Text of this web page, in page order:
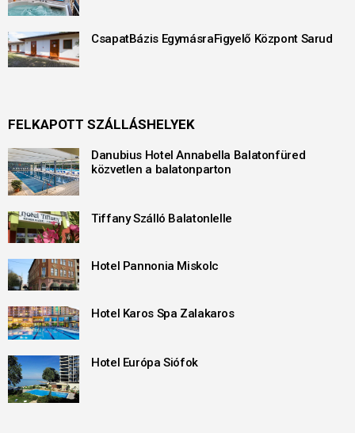
CsapatBázis EgymásraFigyelő Központ Sarud
FELKAPOTT SZÁLLÁSHELYEK
Danubius Hotel Annabella Balatonfüred
közvetlen a balatonparton
Tiffany Szálló Balatonlelle
Hotel Pannonia Miskolc
Hotel Karos Spa Zalakaros
Hotel Európa Siófok